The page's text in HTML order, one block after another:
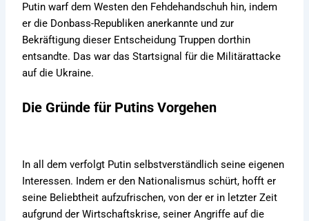
Putin warf dem Westen den Fehdehandschuh hin, indem
er die Donbass-Republiken anerkannte und zur
Bekräftigung dieser Entscheidung Truppen dorthin
entsandte. Das war das Startsignal für die Militärattacke
auf die Ukraine.
Die Gründe für Putins Vorgehen
In all dem verfolgt Putin selbstverständlich seine eigenen
Interessen. Indem er den Nationalismus schürt, hofft er
seine Beliebtheit aufzufrischen, von der er in letzter Zeit
aufgrund der Wirtschaftskrise, seiner Angriffe auf die